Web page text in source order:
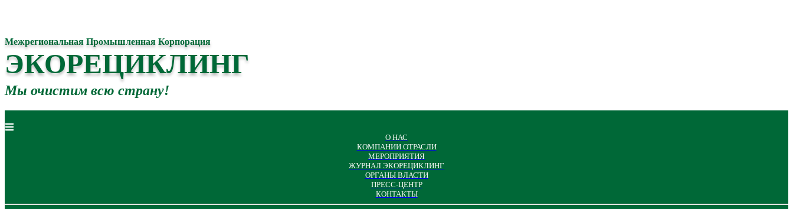
Межрегиональная Промышленная Корпорация
ЭКОРЕЦИКЛИНГ
Мы очистим всю страну!
О НАС
КОМПАНИИ ОТРАСЛИ
МЕРОПРИЯТИЯ
ЖУРНАЛ ЭКОРЕЦИКЛИНГ
ОРГАНЫ ВЛАСТИ
ПРЕСС-ЦЕНТР
КОНТАКТЫ